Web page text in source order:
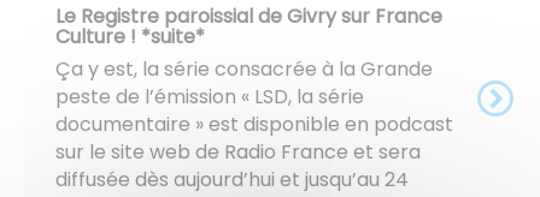
Le Registre paroissial de Givry sur France
Culture ! *suite*
Ça y est, la série consacrée à la Grande
peste de l’émission « LSD, la série
documentaire » est disponible en podcast
sur le site web de Radio France et sera
diffusée dès aujourd’hui et jusqu’au 24